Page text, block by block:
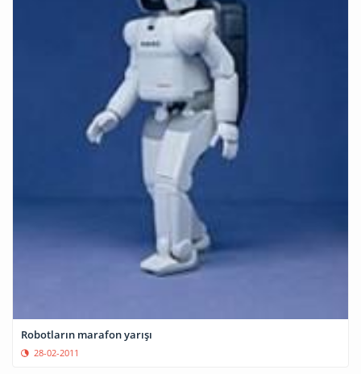
Robotların marafon yarışı
28-02-2011